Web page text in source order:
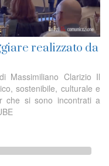
realizzato da
Massimiliano Clarizio Il
sostenibile, culturale e
che si sono incontrati a